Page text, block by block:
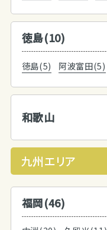
徳島(10)
徳島(5) 阿波富田(5)
和歌山
九州エリア
福岡(46)